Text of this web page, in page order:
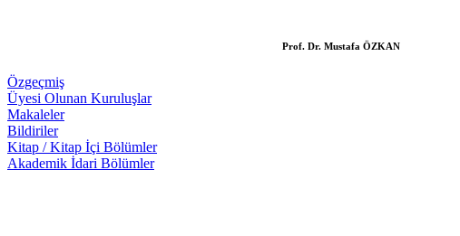
Prof. Dr. Mustafa ÖZKAN
Özgeçmiş
Üyesi Olunan Kuruluşlar
Makaleler
Bildiriler
Kitap / Kitap İçi Bölümler
Akademik İdari Bölümler